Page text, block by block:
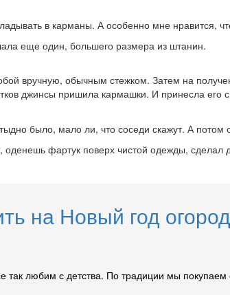
в карманы. А особенно мне нравится,
еще один, большего размера из штанин.
вручную, обычным стежком. Затем на
джинсы пришила кармашки. И принесла его
было, мало ли, что соседи скажут. А
фартук поверх чистой одежды, сделал
на Новый год
любим с детства. По традиции мы